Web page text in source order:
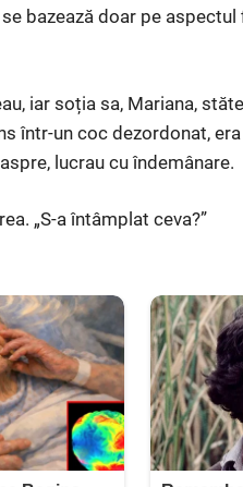
bazează doar pe aspectul
iar soția sa, Mariana,
într-un coc dezordonat,
lucrau cu îndemânare.
„S-a întâmplat ceva?”